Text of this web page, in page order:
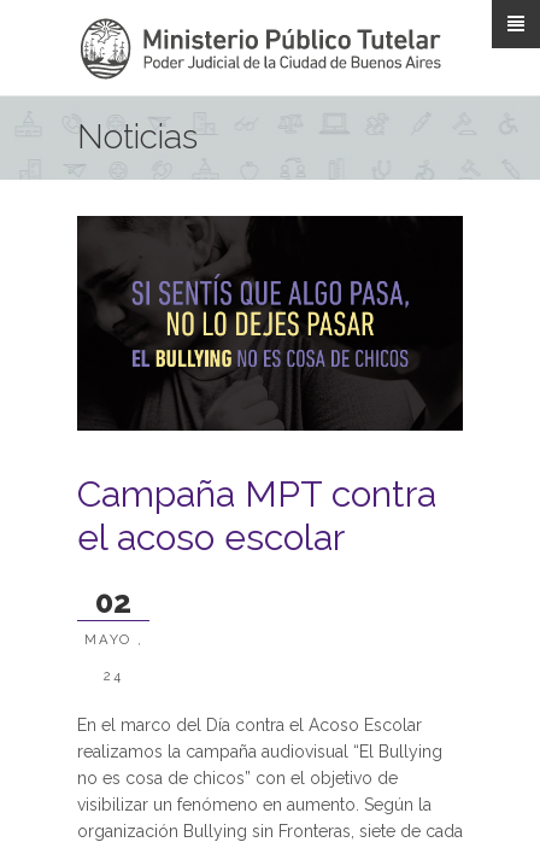
Noticias
Campaña MPT contra
el acoso escolar
02
MAYO ,
24
En el marco del Día contra el Acoso Escolar
realizamos la campaña audiovisual “El Bullying
no es cosa de chicos” con el objetivo de
visibilizar un fenómeno en aumento. Según la
organización Bullying sin Fronteras, siete de cada